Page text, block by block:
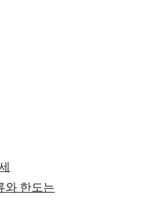
와 한도는